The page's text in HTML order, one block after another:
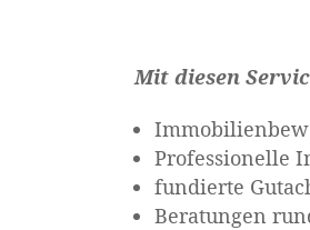
Mit diesen
Professionelle
fundierte
Beratungen